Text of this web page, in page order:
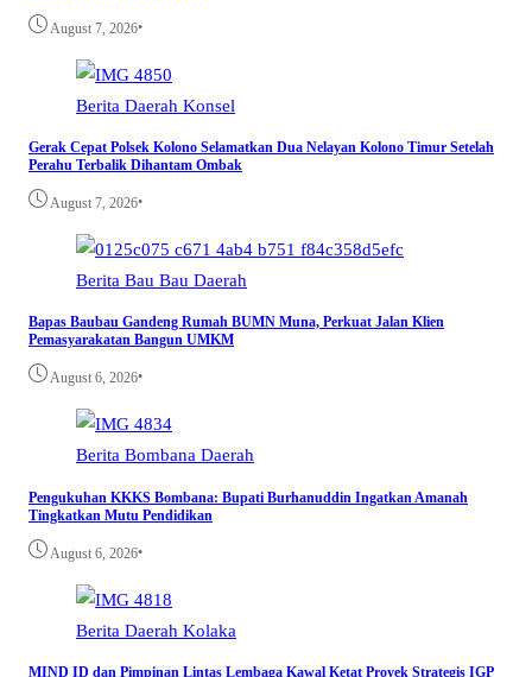
August 7, 2026•
Berita Daerah Konsel
Gerak Cepat Polsek Kolono Selamatkan Dua Nelayan Kolono Timur Setelah
Perahu Terbalik Dihantam Ombak
August 7, 2026•
Berita Bau Bau Daerah
Bapas Baubau Gandeng Rumah BUMN Muna, Perkuat Jalan Klien
Pemasyarakatan Bangun UMKM
August 6, 2026•
Berita Bombana Daerah
Pengukuhan KKKS Bombana: Bupati Burhanuddin Ingatkan Amanah
Tingkatkan Mutu Pendidikan
August 6, 2026•
Berita Daerah Kolaka
MIND ID dan Pimpinan Lintas Lembaga Kawal Ketat Proyek Strategis IGP